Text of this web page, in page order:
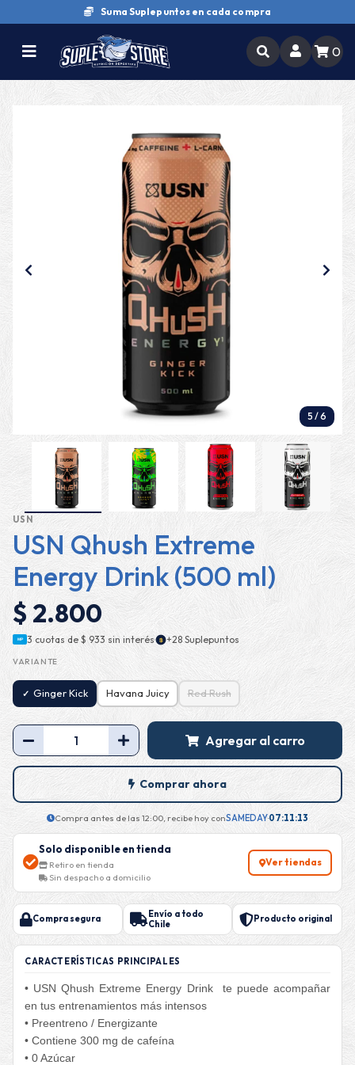
Compra y retira en tienda
0
5 /6
USN
USN Qhush Extreme
Energy Drink (500 ml)
$ 2.800
MP 3 cuotas de $ 933 sin interés· $ +28 Suplepuntos
VARIANTE
Ginger Kick Havana Juicy Red Rush
Agregar al carro
Comprar ahora
Compra antes de las 12:00, recibe hoy conSAMEDAY·07:11:13
Solo disponible en tienda
Retiro en tienda
Sin despacho a domicilio
Ver tiendas
Compra segura
Envío a todo
Chile
Producto original
CARACTERÍSTICAS PRINCIPALES
• USN Qhush Extreme Energy Drink te puede acompañar
en tus entrenamientos más intensos
• Preentreno / Energizante
• Contiene 300 mg de cafeína
• 0 Azúcar